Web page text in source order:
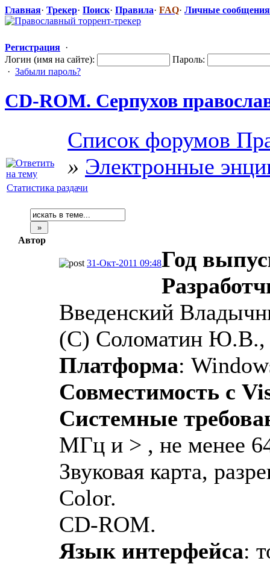
Главная· Трекер· Поиск· Правила· FAQ· Личные сообщения
Регистрация ·
Логин (имя на сайте):
Пароль:
· Забыли пароль?
CD-ROM. Серпухов
Список форумов
» Электронные
Статистика раздачи
Автор
31-Окт-2011 09:48Год
Введенский
(С) Соломатин
Платформа:
Совместимость с
Системные
МГц и > , не менее
Звуковая карта,
Color.
CD-ROM.
Язык интерфейса: